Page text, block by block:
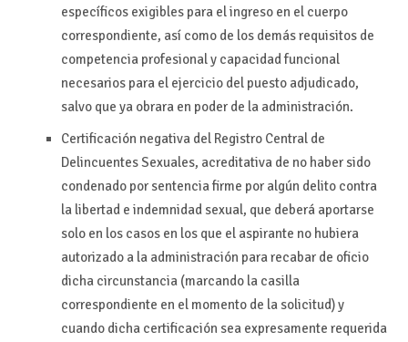
específicos exigibles para el ingreso en el cuerpo
correspondiente, así como de los demás requisitos de
competencia profesional y capacidad funcional
necesarios para el ejercicio del puesto adjudicado,
salvo que ya obrara en poder de la administración.
Certificación negativa del Registro Central de
Delincuentes Sexuales, acreditativa de no haber sido
condenado por sentencia firme por algún delito contra
la libertad e indemnidad sexual, que deberá aportarse
solo en los casos en los que el aspirante no hubiera
autorizado a la administración para recabar de oficio
dicha circunstancia (marcando la casilla
correspondiente en el momento de la solicitud) y
cuando dicha certificación sea expresamente requerida